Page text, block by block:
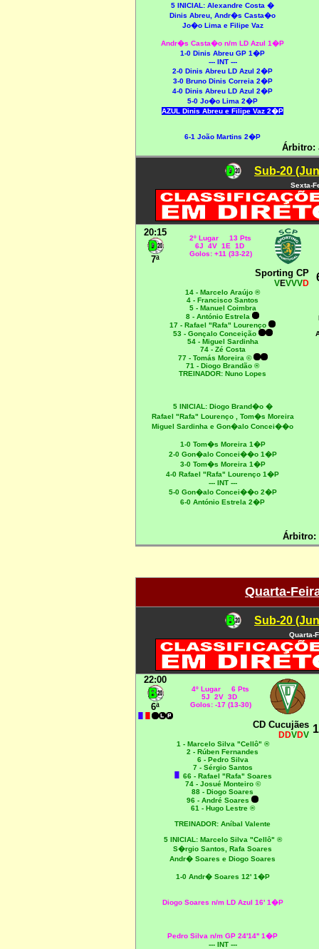
5 INICIAL: Alexandre Costa �
Dinis Abreu, Andr�s Casta�o
Jo�o Lima e Filipe Vaz
Andr�s Casta�o n/m LD Azul 1�P
1-0 Dinis Abreu GP 1�P
--- INT ---
2-0 Dinis Abreu LD Azul 2�P
3-0 Bruno Dinis Correia 2�P
4-0 Dinis Abreu LD Azul 2�P
5-0 Jo�o Lima 2�P
AZUL Dinis Abreu e Filipe Vaz 2�P
6-1 João Martins 2�P
Árbitro:
Sub-20
Sexta-
20:15
7ª
2º Lugar 13 Pts
6J 4V 1E 1D
Golos: +11 (33-22)
Sporting CP
VEVVVD
14 - Marcelo Araújo ®
4 - Francisco Santos
5 - Manuel Coimbra
8 - António Estrela
17 - Rafael "Rafa" Lourenço
53 - Gonçalo Conceição
54 - Miguel Sardinha
74 - Zé Costa
77 - Tomás Moreira ©
71 - Diogo Brandão ®
TREINADOR: Nuno Lopes
5 INICIAL: Diogo Brand�o �
Rafael "Rafa" Lourenço
, Tom�s Moreira
Miguel Sardinha e Gon�alo Concei��o
1-0 Tom�s Moreira 1�P
2-0 Gon�alo Concei��o 1�P
3-0 Tom�s Moreira 1�P
4-0 Rafael "Rafa" Lourenço 1�P
--- INT ---
5-0 Gon�alo Concei��o 2�P
6-0 António Estrela 2�P
Árbitro:
Quarta-
Sub-20
Quarta-
22:00
6ª
4º Lugar 6 Pts
5J 2V 3D
Golos: -17 (13-30)
CD Cucujães
DDVDV
1 - Marcelo Silva "Cellô" ®
2 - Rúben Fernandes
6 - Pedro Silva
7 - Sérgio Santos
66 - Rafael "Rafa" Soares
74 - Josué Monteiro ©
88 - Diogo Soares
96 - André Soares
61 - Hugo Lestre ®
TREINADOR: Aníbal Valente
5 INICIAL: Marcelo Silva "Cellô" ®
S�rgio Santos, Rafa Soares
Andr� Soares e Diogo Soares
1-0 Andr� Soares 12' 1�P
Diogo Soares n/m LD Azul 16' 1�P
Pedro Silva n/m GP 24'14'' 1�P
--- INT ---